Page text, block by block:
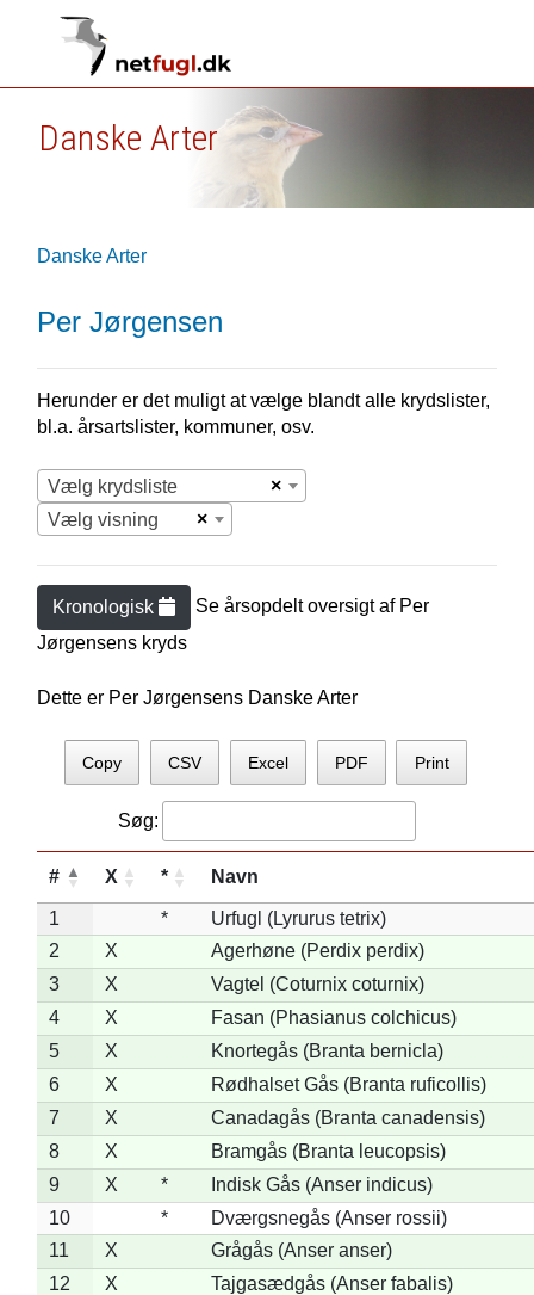
Danske Arter
Danske Arter
Per Jørgensen
Herunder er det muligt at vælge blandt alle krydslister,
bl.a. årsartslister, kommuner, osv.
×
Vælg krydsliste
×
Vælg visning
Kronologisk Se årsopdelt oversigt af Per
Jørgensens kryds
Dette er Per Jørgensens Danske Arter
Copy CSV Excel PDF Print
Søg:
# X * Navn
1 *
Urfugl (Lyrurus tetrix)
2
X
Agerhøne (Perdix perdix)
3
X
Vagtel (Coturnix coturnix)
4
X
Fasan (Phasianus colchicus)
5
X
Knortegås (Branta bernicla)
6
X
Rødhalset Gås (Branta ruficollis)
7
X
Canadagås (Branta canadensis)
8
X
Bramgås (Branta leucopsis)
9
X *
Indisk Gås (Anser indicus)
10
*
Dværgsnegås (Anser rossii)
11
X
Grågås (Anser anser)
12
X
Tajgasædgås (Anser fabalis)